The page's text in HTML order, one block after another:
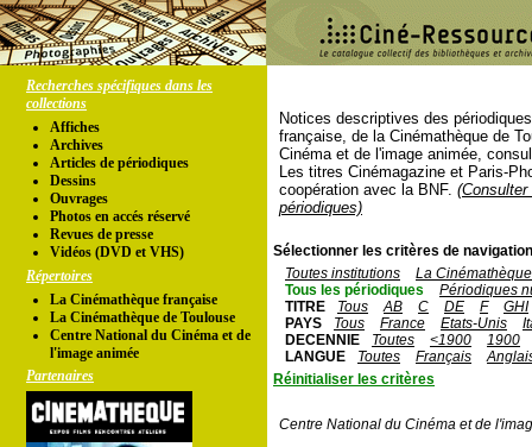
Recherches spécifiques dans les
collections
Affiches
Archives
Articles de périodiques
Dessins
Ouvrages
Photos en accés réservé
Revues de presse
Vidéos (DVD et VHS)
Répertoires
La Cinémathèque française
La Cinémathèque de Toulouse
Centre National du Cinéma et de
l'image animée
Partenaires
Notices descriptives des
française, de la Cinémathèque de
Cinéma et de l'image animée,
Les titres Cinémagazine et Paris-
coopération avec la BNF.
périodiques)
Sélectionner les critères de
Toutes institutions
La
Tous les périodiques
Périodiques
TITRE
Tous AB C DE F
GHI
PAYS
Tous France Etats-Unis
DECENNIE
Toutes <1900
1900
LANGUE
Toutes Français
Réinitialiser les critères
Centre National du Cinéma et de